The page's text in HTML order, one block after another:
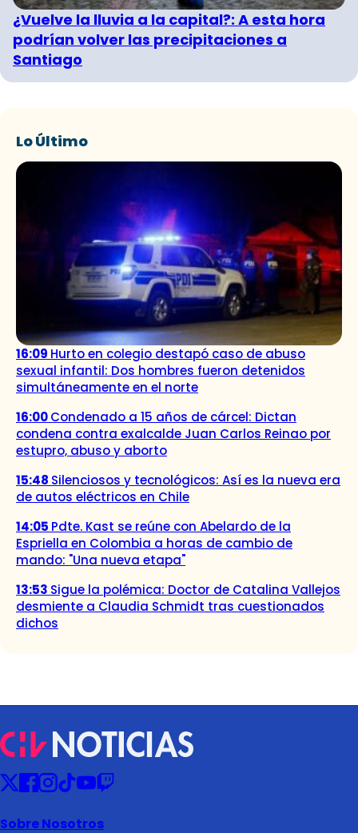
¿Vuelve la lluvia a la capital?: A esta hora
podrían volver las precipitaciones a
Santiago
Lo Último
16:09 Hurto en colegio destapó caso de abuso
sexual infantil: Dos hombres fueron detenidos
simultáneamente en el norte
16:00Condenado a 15 años de cárcel: Dictan
condena contra exalcalde Juan Carlos Reinao por
estupro, abuso y aborto
15:48 Silenciosos y tecnológicos: Así es la nueva era
de autos eléctricos en Chile
14:05 Pdte. Kast se reúne con Abelardo de la
Espriella en Colombia a horas de cambio de
mando: "Una nueva etapa"
13:53 Sigue la polémica: Doctor de Catalina Vallejos
desmiente a Claudia Schmidt tras cuestionados
dichos
Sobre Nosotros